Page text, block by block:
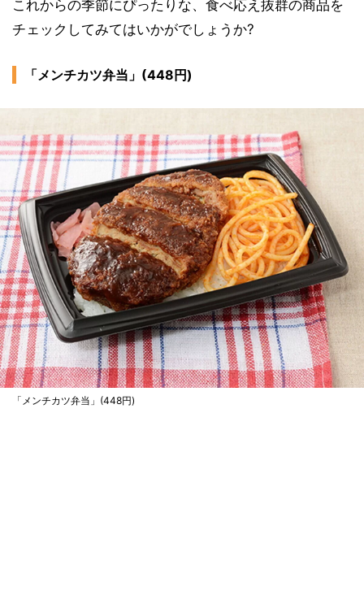
これからの季節にぴったりな、食べ応え抜群の商品を
チェックしてみてはいかがでしょうか?
「メンチカツ弁当」(448円)
「メンチカツ弁当」(448円)